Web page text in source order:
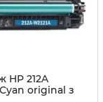
HP 212A
Cyan original з